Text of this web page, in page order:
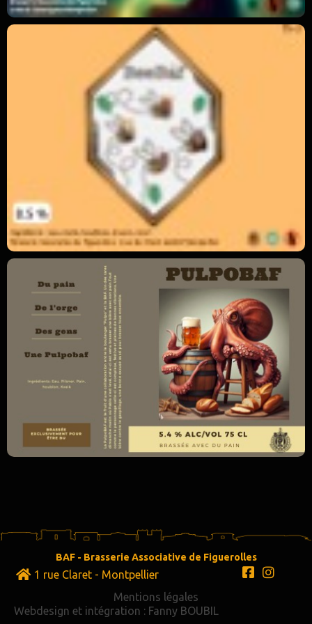
BAF - Brasserie Associative de Figuerolles
1 rue Claret - Montpellier
Mentions légales
Webdesign et intégration : Fanny BOUBIL